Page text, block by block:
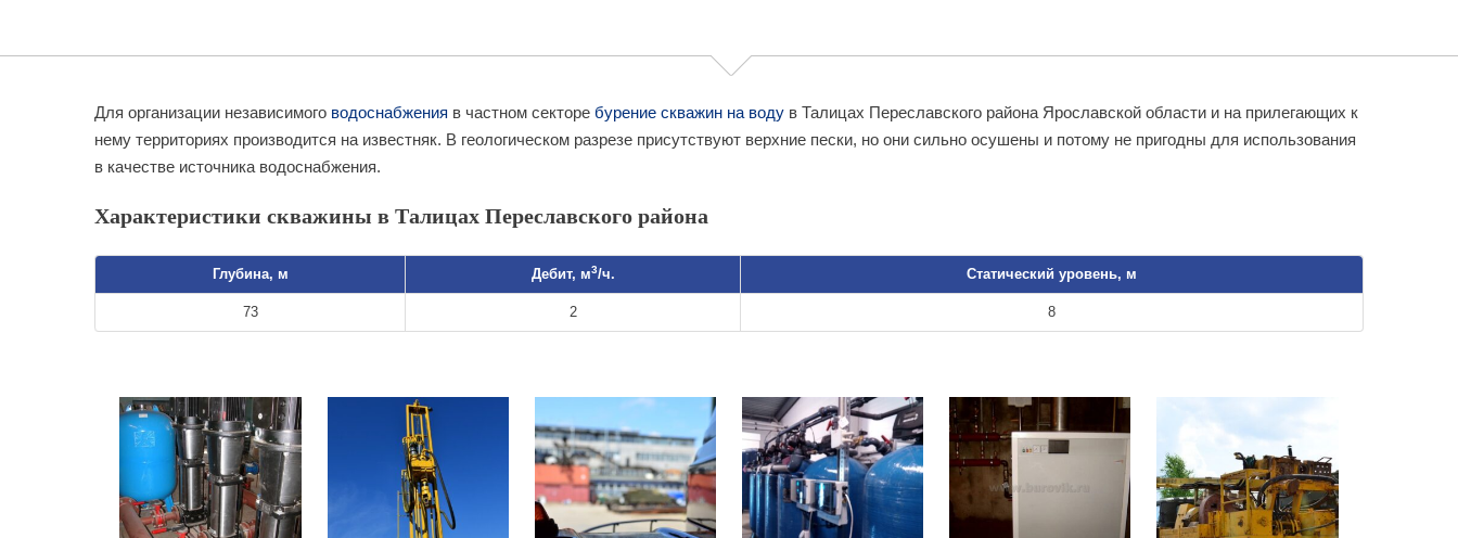
Для организации независимого водоснабжения в частном секторе бурение скважин на воду в Талицах Переславского района Ярославской области и на прилегающих к
нему территориях производится на известняк. В геологическом разрезе присутствуют верхние пески, но они сильно осушены и потому не пригодны для использования
в качестве источника водоснабжения.
Характеристики скважины в Талицах Переславского района
Глубина, м Дебит, м3/ч. Статический уровень, м
73 2 8